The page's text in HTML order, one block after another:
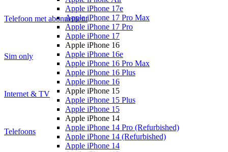
Apple iPhone 17e
Apple iPhone 17 Pro Max
Apple iPhone 17 Pro
Apple iPhone 17
Apple iPhone 16
Apple iPhone 16e
Apple iPhone 16 Pro Max
Apple iPhone 16 Plus
Apple iPhone 16
Apple iPhone 15
Apple iPhone 15 Plus
Apple iPhone 15
Apple iPhone 14
Apple iPhone 14 Pro (Refurbished)
Apple iPhone 14 (Refurbished)
Apple iPhone 14
Telefoon met abonnement
Sim only
Internet & TV
Telefoons